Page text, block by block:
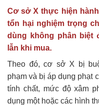
Cơ sở X thực hiện
tổn hại nghiệm trọng
dùng không phân biệt
lẫn khi mua.
Theo đó, cơ sở X bị
phạm và bị áp dụng phạt
tính chất, mức độ xâm
dụng một hoặc các hình